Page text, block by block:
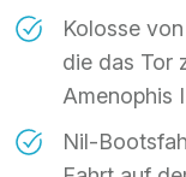
Kolosse
die das Tor
Amenophis
Nil-